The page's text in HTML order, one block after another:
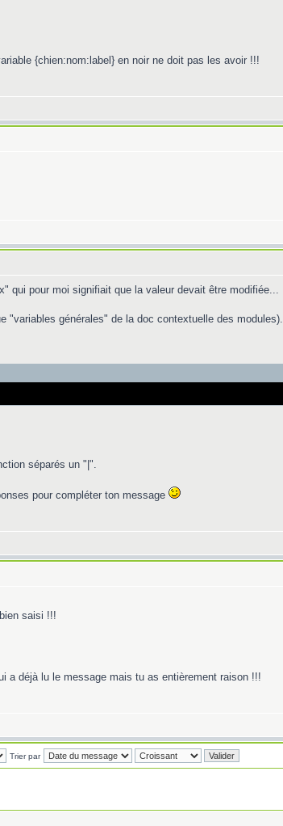
{chien:nom:label} en noir ne doit pas les avoir !!!
qui pour moi signifiait que la valeur devait être modifiée...
"variables générales" de la doc contextuelle des modules).
séparés un "|".
pour compléter ton message
saisi !!!
a déjà lu le message mais tu as entièrement raison !!!
Trier par